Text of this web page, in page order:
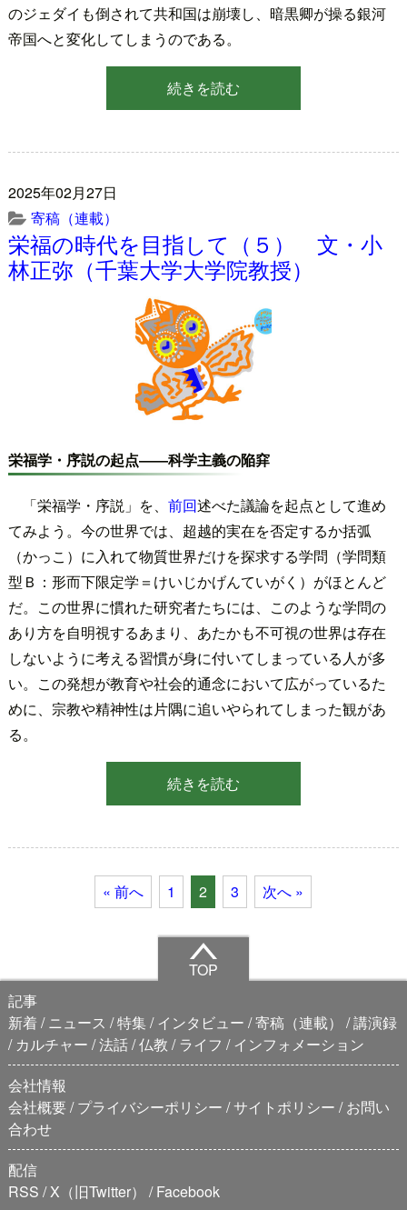
のジェダイも倒されて共和国は崩壊し、暗黒卿が操る銀河
帝国へと変化してしまうのである。
続きを読む
2025年02月27日
寄稿（連載）
栄福の時代を目指して（５） 文・小
林正弥（千葉大学大学院教授）
栄福学・序説の起点――科学主義の陥穽
「栄福学・序説」を、 前回述べた議論を起点として進め
てみよう。今の世界では、超越的実在を否定するか括弧
（かっこ）に入れて物質世界だけを探求する学問（学問類
型Ｂ：形而下限定学＝けいじかげんていがく）がほとんど
だ。この世界に慣れた研究者たちには、このような学問の
あり方を自明視するあまり、あたかも不可視の世界は存在
しないように考える習慣が身に付いてしまっている人が多
い。この発想が教育や社会的通念において広がっているた
めに、宗教や精神性は片隅に追いやられてしまった観があ
る。
続きを読む
« 前へ 1 2 3 次へ »
TOP
記事
新着
ニュース 特集 インタビュー 寄稿（連載）
講演録
カルチャー 法話 仏教 ライフ
インフォメーション
会社情報
会社概要 プライバシーポリシー サイトポリシー
お問い
合わせ
配信
RSS X（旧Twitter） Facebook